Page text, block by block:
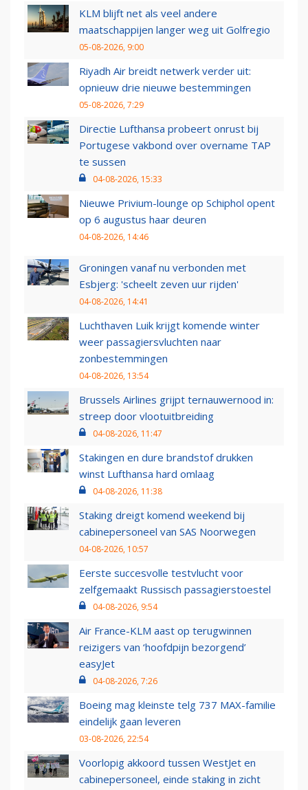
KLM blijft net als veel andere
maatschappijen langer weg uit Golfregio
05-08-2026, 9:00
Riyadh Air breidt netwerk verder uit:
opnieuw drie nieuwe bestemmingen
05-08-2026, 7:29
Directie Lufthansa probeert onrust bij
Portugese vakbond over overname TAP
te sussen
04-08-2026, 15:33
Nieuwe Privium-lounge op Schiphol opent
op 6 augustus haar deuren
04-08-2026, 14:46
Groningen vanaf nu verbonden met
Esbjerg: 'scheelt zeven uur rijden'
04-08-2026, 14:41
Luchthaven Luik krijgt komende winter
weer passagiersvluchten naar
zonbestemmingen
04-08-2026, 13:54
Brussels Airlines grijpt ternauwernood in:
streep door vlootuitbreiding
04-08-2026, 11:47
Stakingen en dure brandstof drukken
winst Lufthansa hard omlaag
04-08-2026, 11:38
Staking dreigt komend weekend bij
cabinepersoneel van SAS Noorwegen
04-08-2026, 10:57
Eerste succesvolle testvlucht voor
zelfgemaakt Russisch passagierstoestel
04-08-2026, 9:54
Air France-KLM aast op terugwinnen
reizigers van ‘hoofdpijn bezorgend’
easyJet
04-08-2026, 7:26
Boeing mag kleinste telg 737 MAX-familie
eindelijk gaan leveren
03-08-2026, 22:54
Voorlopig akkoord tussen WestJet en
cabinepersoneel, einde staking in zicht